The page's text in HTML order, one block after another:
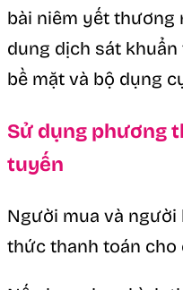
bài niêm yết thương
dung dịch sát
bề mặt và bộ dụng
Sử dụng phương
tuyến
Người mua và
thức thanh toán cho